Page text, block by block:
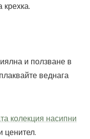
крехка.
и ползване в
веднага
колекция насипни
ценител.